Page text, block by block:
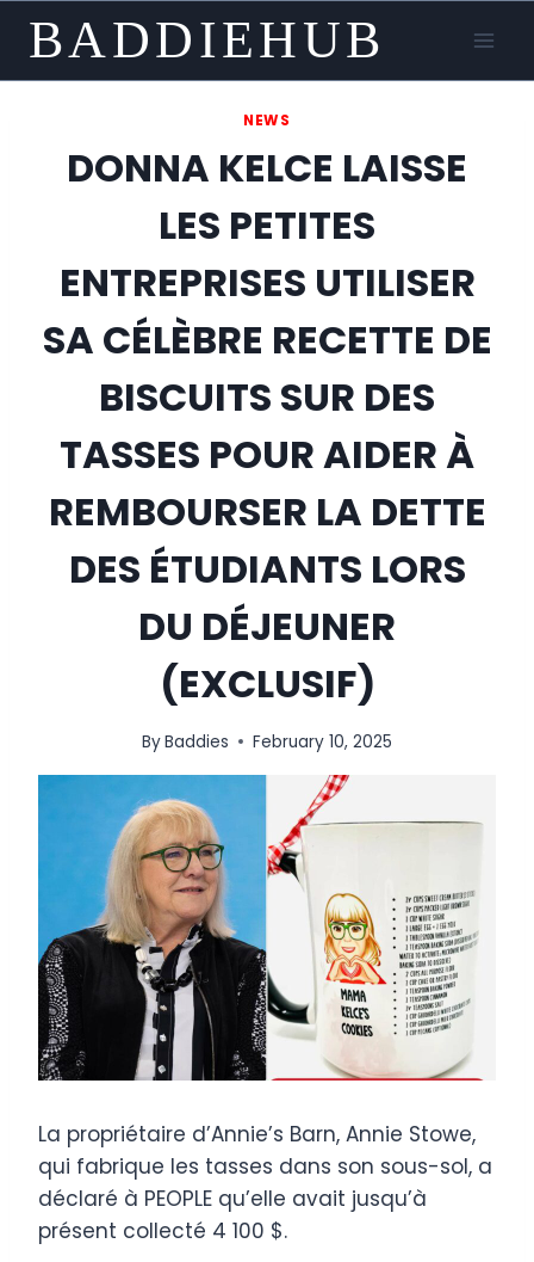
content
BADDIEHUB
NEWS
DONNA KELCE LAISSE
LES PETITES
ENTREPRISES UTILISER
SA CÉLÈBRE RECETTE DE
BISCUITS SUR DES
TASSES POUR AIDER À
REMBOURSER LA DETTE
DES ÉTUDIANTS LORS
DU DÉJEUNER
(EXCLUSIF)
ByBaddies February 10, 2025
La propriétaire d’Annie’s Barn, Annie Stowe,
qui fabrique les tasses dans son sous-sol, a
déclaré à PEOPLE qu’elle avait jusqu’à
présent collecté 4 100 $.